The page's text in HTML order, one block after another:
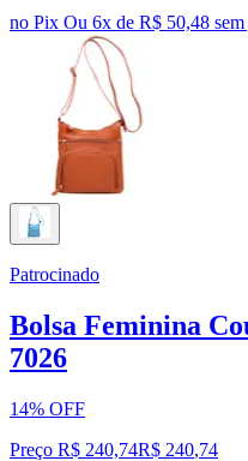
no Pix Ou 6x de R$ 50,48
Patrocinado
Bolsa Feminina
7026
14% OFF
Preço R$ 240,74R$ 240,74